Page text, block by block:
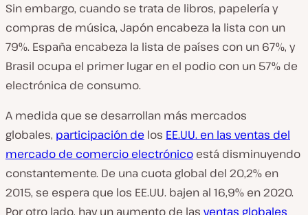
Sin embargo, cuando se trata de libros, papelería y
compras de música, Japón encabeza la lista con un
79%. España encabeza la lista de países con un 67%, y
Brasil ocupa el primer lugar en el podio con un 57% de
electrónica de consumo.
A medida que se desarrollan más mercados
globales, participación de los EE.UU. en las ventas del
mercado de comercio electrónico está disminuyendo
constantemente. De una cuota global del 20,2% en
2015, se espera que los EE.UU. bajen al 16,9% en 2020.
Por otro lado, hay un aumento de las ventas globales